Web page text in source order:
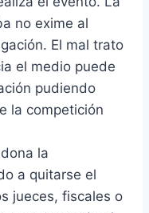
no exime al
El mal trato
el medio puede
pudiendo
la competición
la
a quitarse el
jueces, fiscales o